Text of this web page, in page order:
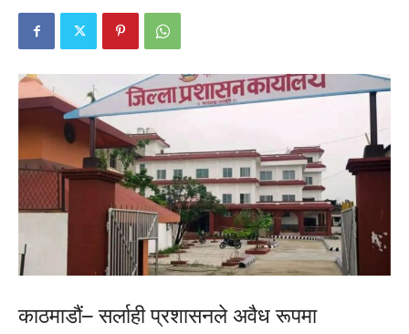
काठमाडौं– सर्लाही प्रशासनले अवैध रूपमा